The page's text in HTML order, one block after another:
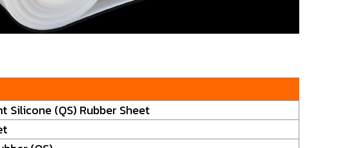
Silicone (QS) Rubber Sheet